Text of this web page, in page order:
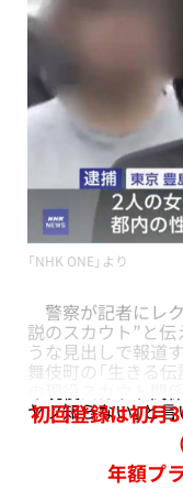
「NHK ONE」より
警察が記者にレ
説のスカウト”と
うな見出しで報道
舞伎町の「生きる
ヤツ知らない」と
初回登録は初月
年額プ